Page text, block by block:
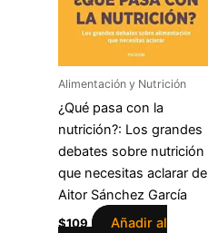
Alimentación y Nutrición
¿Qué pasa con la
nutrición?: Los grandes
debates sobre nutrición
que necesitas aclarar de
Aitor Sánchez García
$109
Añadir al